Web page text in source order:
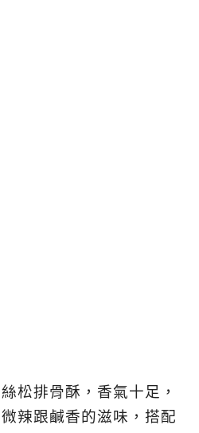
松排骨酥，香氣十足，
辣跟鹹香的滋味，搭配